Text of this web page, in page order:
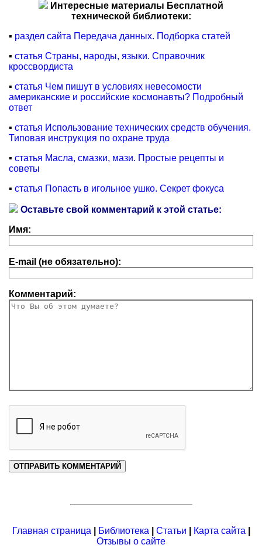
Интересные материалы Бесплатной
технической библиотеки:
▪ раздел сайта Передача данных. Подборка статей
▪ статья Страны, народы, языки. Справочник
кроссвордиста
▪ статья Чем пишут в условиях невесомости
американские и российские космонавты? Подробный
ответ
▪ статья Использование технических средств обучения.
Типовая инструкция по охране труда
▪ статья Масла, смазки, мази. Простые рецепты и
советы
▪ статья Попасть в игольное ушко. Секрет фокуса
Оставьте свой комментарий к этой статье:
Имя:
E-mail (не обязательно):
Комментарий:
Главная страница Библиотека Статьи Карта сайта
Отзывы о сайте